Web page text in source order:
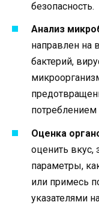
безопасность.
Анализ
направлен на
бактерий,
потреблением
Оценка
оценить вкус,
параметры,
или примесь
указателями